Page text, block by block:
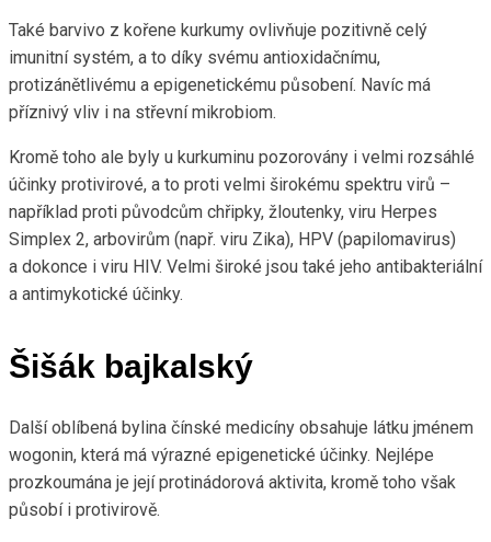
Také barvivo z kořene kurkumy ovlivňuje pozitivně celý
imunitní systém, a to díky svému antioxidačnímu,
protizánětlivému a epigenetickému působení. Navíc má
příznivý vliv i na střevní mikrobiom.
Kromě toho ale byly u kurkuminu pozorovány i velmi rozsáhlé
účinky protivirové, a to proti velmi širokému spektru virů –
například proti původcům chřipky, žloutenky, viru Herpes
Simplex 2, arbovirům (např. viru Zika), HPV (papilomavirus)
a dokonce i viru HIV. Velmi široké jsou také jeho antibakteriální
a antimykotické účinky.
Šišák bajkalský
Další oblíbená bylina čínské medicíny obsahuje látku jménem
wogonin, která má výrazné epigenetické účinky. Nejlépe
prozkoumána je její protinádorová aktivita, kromě toho však
působí i protivirově.